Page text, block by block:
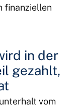
finanziellen
in der
gezahlt,
vom